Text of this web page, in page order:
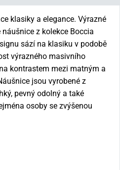
klasiky a elegance. Výrazné
z kolekce Boccia
sází na klasiku v podobě
výrazného masivního
kontrastem mezi matným a
jsou vyrobené z
pevný odolný a také
osoby se zvýšenou